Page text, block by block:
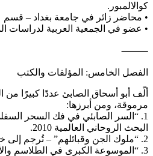
كوالالمبور.
• محاضر زائر في جامعة بغداد – قسم
• عضو في الجمعية العربية لدراسات
⸻
الفصل الخامس: المؤلفات والكتب
ألّف أبو أسحاق الصابئ عددًا كبيرًا
مرموقة، ومن أبرزها:
1. “السر الصابئي في فك السحر
البحث الروحاني العالمية 2010.
2. “ملوك الجن وقبائلهم” – تُرجم إلى خمس لغات.
3. “الموسوعة الكبرى في الطلاسم